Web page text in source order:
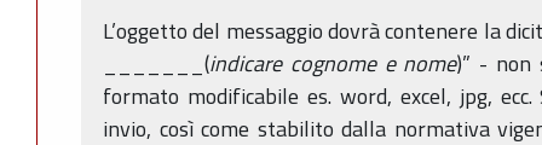
L’oggetto del messaggio dovrà contenere la
_______(indicare cognome e nome)” - non
formato modificabile es. word, excel, jpg,
invio, così come stabilito dalla normativa